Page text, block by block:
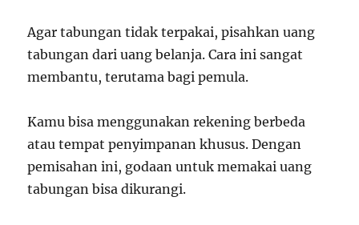
Agar tabungan tidak terpakai, pisahkan uang
tabungan dari uang belanja. Cara ini sangat
membantu, terutama bagi pemula.
Kamu bisa menggunakan rekening berbeda
atau tempat penyimpanan khusus. Dengan
pemisahan ini, godaan untuk memakai uang
tabungan bisa dikurangi.